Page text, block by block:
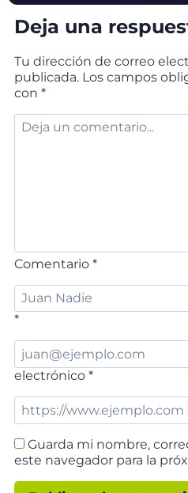
Deja una
Tu dirección de correo
publicada. Los campos
con *
Comentario *
*
electrónico *
Guarda mi nombre,
este navegador para la